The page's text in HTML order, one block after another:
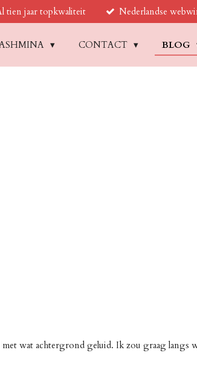
tien jaar topkwaliteit Nederlandse
CONTACT BLOG
wat achtergrond geluid. Ik zou graag langs